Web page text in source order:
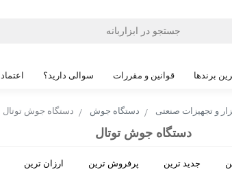
برندها قوانین و مقررات سوالی دارید؟ اعتماد
و تجهیزات صنعتی دستگاه جوش دستگاه جوش توتال
دستگاه جوش توتال
جدید ترین پرفروش ترین ارزان ترین